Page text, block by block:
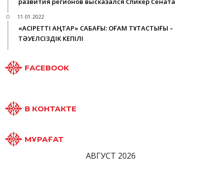
11.01.2022
«ҚАСІРЕТТІ ҚАҢТАР» САБАҒЫ: ҚОҒАМ ТҰТАСТЫҒЫ –
ТӘУЕЛСІЗДІК КЕПІЛІ
FACEBOOK
В КОНТАКТЕ
МҰРАҒАТ
АВГУСТ 2026